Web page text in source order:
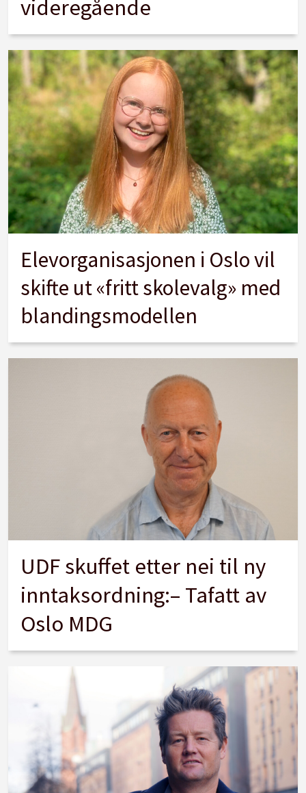
videregående
Elevorganisasjonen i Oslo vil
skifte ut «fritt skolevalg» med
blandingsmodellen
UDF skuffet etter nei til ny
inntaksordning:– Tafatt av
Oslo MDG